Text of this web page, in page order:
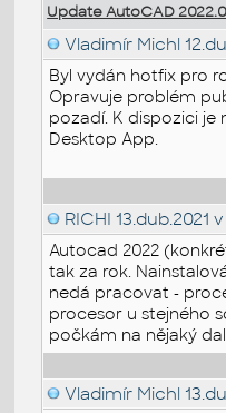
Update AutoCAD
Vladimír Michl
Byl vydán hotfix pro
Opravuje problém
pozadí. K dispozici je
Desktop App.
RICHI 13.dub.2021 v
Autocad 2022
tak za rok.
nedá pracovat -
procesor u stejného
počkám na nějaký
Vladimír Michl